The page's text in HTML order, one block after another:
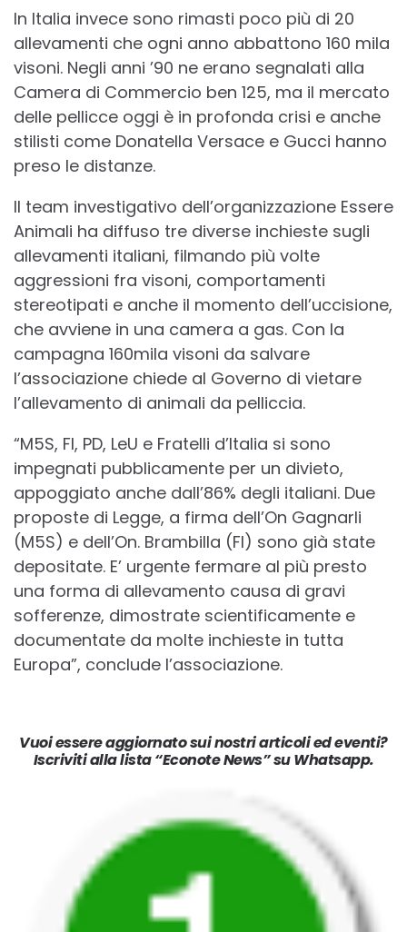
In Italia invece sono rimasti poco più di 20
allevamenti che ogni anno abbattono 160 mila
visoni. Negli anni ’90 ne erano segnalati alla
Camera di Commercio ben 125, ma il mercato
delle pellicce oggi è in profonda crisi e anche
stilisti come Donatella Versace e Gucci hanno
preso le distanze.
Il team investigativo dell’organizzazione Essere
Animali ha diffuso tre diverse inchieste sugli
allevamenti italiani, filmando più volte
aggressioni fra visoni, comportamenti
stereotipati e anche il momento dell’uccisione,
che avviene in una camera a gas. Con la
campagna 160mila visoni da salvare
l’associazione chiede al Governo di vietare
l’allevamento di animali da pelliccia.
“M5S, FI, PD, LeU e Fratelli d’Italia si sono
impegnati pubblicamente per un divieto,
appoggiato anche dall’86% degli italiani. Due
proposte di Legge, a firma dell’On Gagnarli
(M5S) e dell’On. Brambilla (FI) sono già state
depositate. E’ urgente fermare al più presto
una forma di allevamento causa di gravi
sofferenze, dimostrate scientificamente e
documentate da molte inchieste in tutta
Europa”, conclude l’associazione.
Vuoi essere aggiornato sui nostri articoli ed eventi?
Iscriviti alla lista “Econote News” su Whatsapp.